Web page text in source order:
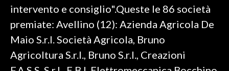
intervento e consiglio".Queste le 86 società
premiate: Avellino (12): Azienda Agricola De
Maio S.r.l. Società Agricola, Bruno
Agricoltura S.r.l., Bruno S.r.l., Creazioni